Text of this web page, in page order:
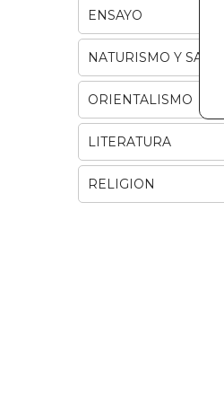
ENSAYO
NATURISMO Y SALUD
ORIENTALISMO
LITERATURA
RELIGION